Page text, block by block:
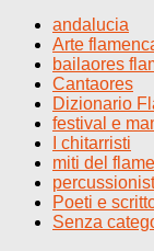
andalucia
Arte
bailaores
Cantaores
Dizionario
festival e
I chitarristi
miti del
Poeti e
Senza